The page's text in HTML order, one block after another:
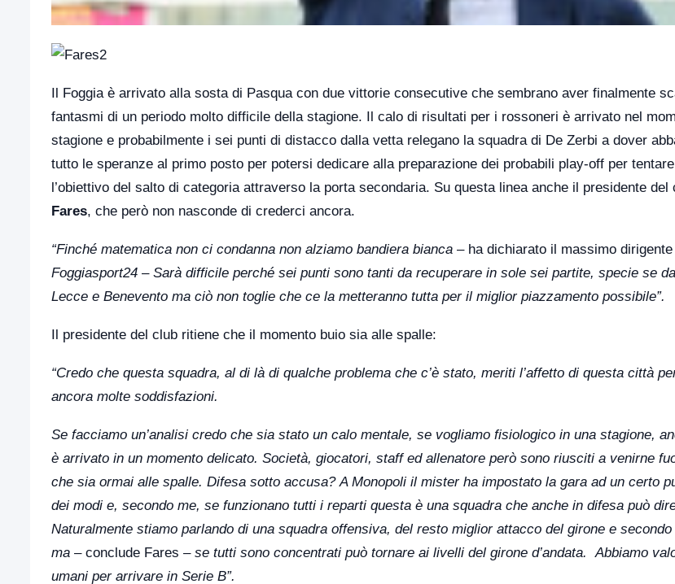
Il Foggia è arrivato alla sosta di Pasqua con due vittorie consecutive che sembrano aver finalmente
fantasmi di un periodo molto difficile della stagione. Il calo di risultati per i rossoneri è arrivato nel
stagione e probabilmente i sei punti di distacco dalla vetta relegano la squadra di De Zerbi a dover
tutto le speranze al primo posto per potersi dedicare alla preparazione dei probabili play-off per
l’obiettivo del salto di categoria attraverso la porta secondaria. Su questa linea anche il presidente del
Fares, che però non nasconde di crederci ancora.
“Finché matematica non ci condanna non alziamo bandiera bianca – ha dichiarato il massimo
Foggiasport24 – Sarà difficile perché sei punti sono tanti da recuperare in sole sei partite, specie se
Lecce e Benevento ma ciò non toglie che ce la metteranno tutta per il miglior piazzamento possibile”.
Il presidente del club ritiene che il momento buio sia alle spalle:
“Credo che questa squadra, al di là di qualche problema che c’è stato, meriti l’affetto di questa città
ancora molte soddisfazioni.
Se facciamo un’analisi credo che sia stato un calo mentale, se vogliamo fisiologico in una stagione,
è arrivato in un momento delicato. Società, giocatori, staff ed allenatore però sono riusciti a venirne
che sia ormai alle spalle. Difesa sotto accusa? A Monopoli il mister ha impostato la gara ad un certo
dei modi e, secondo me, se funzionano tutti i reparti questa è una squadra che anche in difesa può
Naturalmente stiamo parlando di una squadra offensiva, del resto miglior attacco del girone e secondo
ma – conclude Fares – se tutti sono concentrati può tornare ai livelli del girone d’andata. Abbiamo
umani per arrivare in Serie B”.